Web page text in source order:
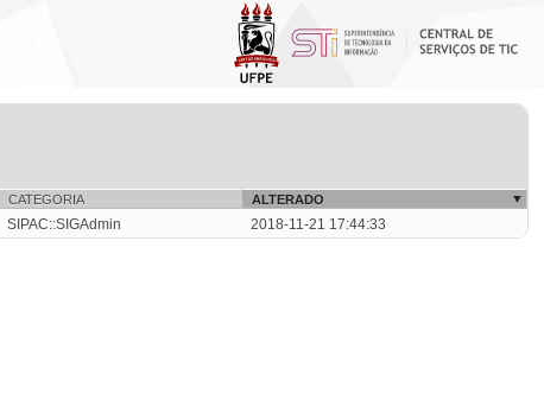
CATEGORIA ALTERADO
SIPAC::SIGAdmin 2018-11-21 17:44:33